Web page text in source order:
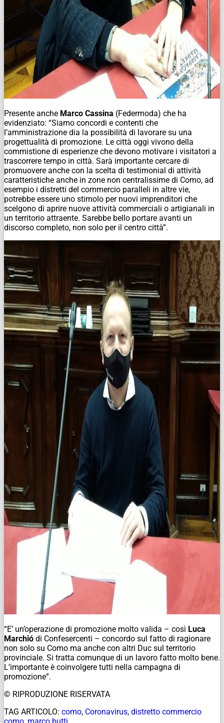
Presente anche Marco Cassina (Federmoda) che ha
evidenziato: “Siamo concordi e contenti che
l’amministrazione dia la possibilità di lavorare su una
progettualità di promozione. Le città oggi vivono della
commistione di esperienze che devono motivare i visitatori a
trascorrere tempo in città. Sarà importante cercare di
promuovere anche con la scelta di testimonial di attività
caratteristiche anche in zone non centralissime di Como, ad
esempio i distretti del commercio paralleli in altre vie,
potrebbe essere uno stimolo per nuovi imprenditori che
scelgono di aprire nuove attività commerciali o artigianali in
un territorio attraente. Sarebbe bello portare avanti un
discorso completo, non solo per il centro città”.
“E’ un’operazione di promozione molto valida – così Luca
Marchió di Confesercenti – concordo sul fatto di ragionare
non solo su Como ma anche con altri Duc sul territorio
provinciale. Si tratta comunque di un lavoro fatto molto bene.
L’importante è coinvolgere tutti nella campagna di
promozione”.
© RIPRODUZIONE RISERVATA
TAG ARTICOLO: como, Coronavirus, distretto commercio
como marco butti